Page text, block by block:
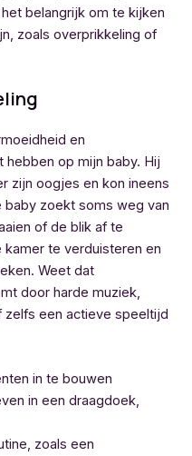
belangrijk om te kijken
zoals overprikkeling of
en
op mijn baby. Hij
zijn oogjes en kon ineens
baby zoekt soms weg van
of de blik af te
te verduisteren en
Weet dat
door harde muziek,
zelfs een actieve speeltijd
in te bouwen
in een draagdoek,
zoals een